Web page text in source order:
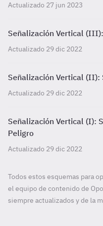
Actualizado 27 jun 2023
Señalización Vertical
Actualizado 29 dic 2022
Señalización Vertical (II):
Actualizado 29 dic 2022
Señalización Vertical (I):
Peligro
Actualizado 29 dic 2022
Todos estos esquemas para
el equipo de contenido de
siempre actualizados y de la